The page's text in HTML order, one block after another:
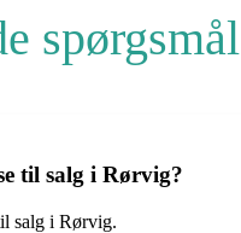
spørgsmål
til salg i Rørvig?
salg i Rørvig.